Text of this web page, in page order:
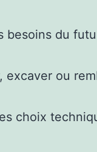
besoins du
excaver ou
choix